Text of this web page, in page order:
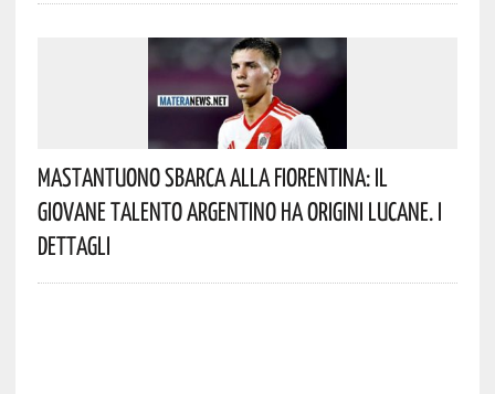
Mastantuono Sbarca Alla Fiorentina: Il
Giovane Talento Argentino Ha Origini Lucane. I
Dettagli